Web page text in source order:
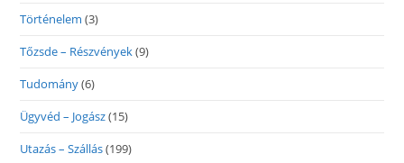
Történelem (3)
Tőzsde – Részvények(9)
Tudomány(6)
Ügyvéd – Jogász(15)
Utazás – Szállás(199)